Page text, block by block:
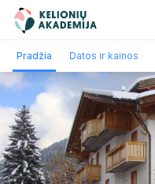
Paskutinė
minutė
Pažintinės
kelionės
Pradžia Datos ir kainos